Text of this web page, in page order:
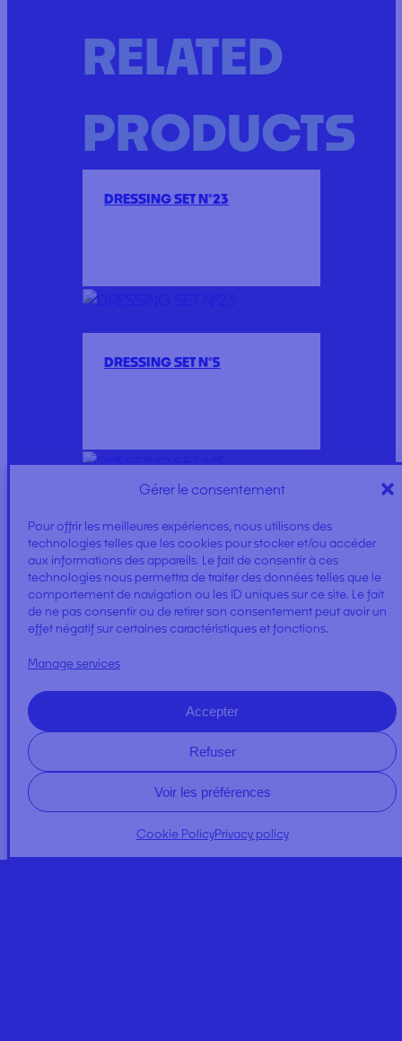
Gérer le consentement
Pour offrir les meilleures expériences, nous utilisons des
technologies telles que les cookies pour stocker et/ou accéder
aux informations des appareils. Le fait de consentir à ces
technologies nous permettra de traiter des données telles que le
comportement de navigation ou les ID uniques sur ce site. Le fait
de ne pas consentir ou de retirer son consentement peut avoir un
effet négatif sur certaines caractéristiques et fonctions.
Manage services
Accepter
Refuser
Voir les préférences
Cookie PolicyPrivacy policy
RELATED
PRODUCTS
DRESSING SET N°23
DRESSING SET N°5
RECTANGLE, SQUARE AND BALL
OF COTTON
SUIT WITH HOOD